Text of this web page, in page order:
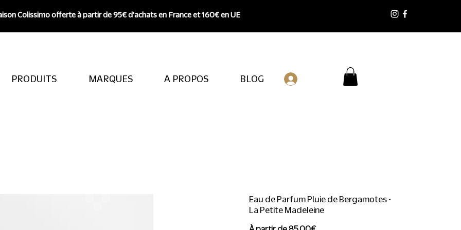
Colissimo offerte à partir de 95€ d'achats en France et 160€ en UE
PRODUITS MARQUES A PROPOS BLOG
Eau de Parfum Pluie de Bergamotes -
La Petite Madeleine